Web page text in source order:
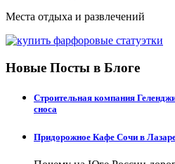
Места отдыха и развлечений
Новые Посты в Блоге
Строительная компания
сноса
Придорожное Кафе Сочи в